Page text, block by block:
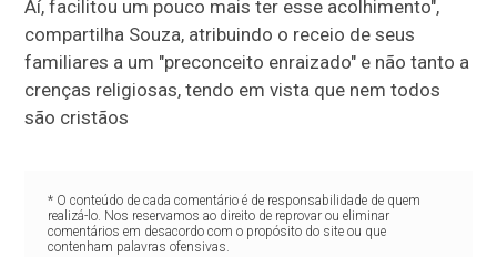
Aí, facilitou um pouco mais ter esse acolhimento",
compartilha Souza, atribuindo o receio de seus
familiares a um "preconceito enraizado" e não tanto a
crenças religiosas, tendo em vista que nem todos
são cristãos
* O conteúdo de cada comentário é de responsabilidade de quem
realizá-lo. Nos reservamos ao direito de reprovar ou eliminar
comentários em desacordo com o propósito do site ou que
contenham palavras ofensivas.